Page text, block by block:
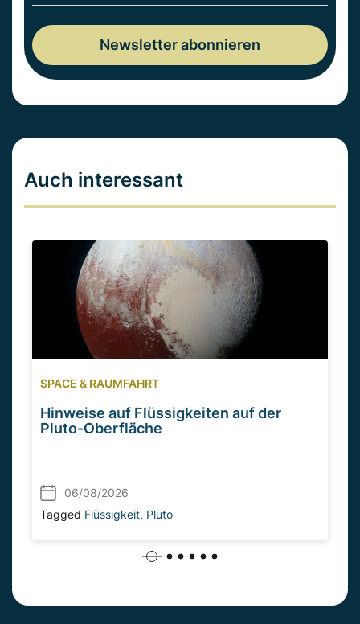
Auch interessant
SPACE & RAUMFAHRT
Hinweise auf Flüssigkeiten auf der
Pluto-Oberfläche
06/08/2026
Tagged Flüssigkeit, Pluto